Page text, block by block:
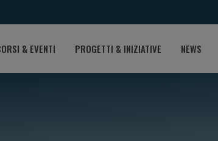
& EVENTI PROGETTI & INIZIATIVE NEWS